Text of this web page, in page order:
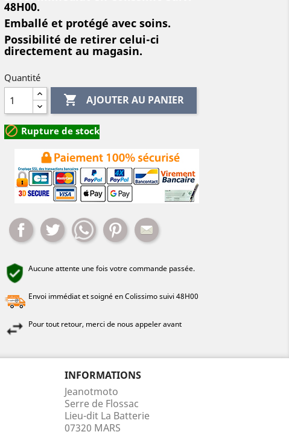
48H00.
Emballé et protégé avec soins.
Possibilité de retirer celui-ci
directement au magasin.
Quantité
 AJOUTER AU PANIER
 Rupture de stock
PartagerTweet WhatsappPinterestMail
Aucune attente une fois votre commande passée.
Envoi immédiat et soigné en Colissimo suivi 48H00
Pour tout retour, merci de nous appeler avant
INFORMATIONS
Jeanotmoto
Serre de Flossac
Lieu-dit La Batterie
07320 MARS